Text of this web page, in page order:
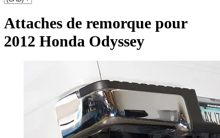
Attaches de remorque pour
2012 Honda Odyssey